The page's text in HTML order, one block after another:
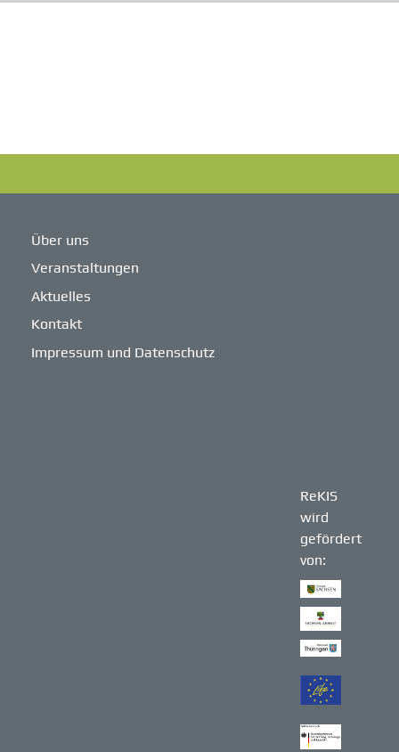
Über uns
Veranstaltungen
Aktuelles
Kontakt
Impressum und Datenschutz
ReKIS
wird
gefördert
von: